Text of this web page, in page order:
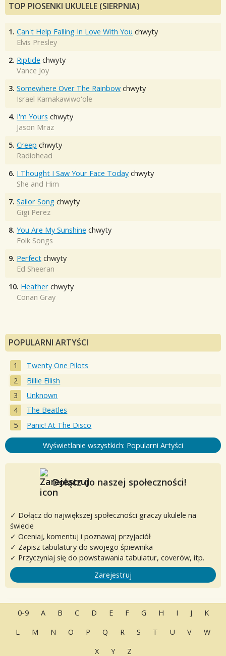
TOP PIOSENKI UKULELE (SIERPNIA)
1. Can't Help Falling In Love With You chwyty
Elvis Presley
2. Riptide chwyty
Vance Joy
3. Somewhere Over The Rainbow chwyty
Israel Kamakawiwo'ole
4. I'm Yours chwyty
Jason Mraz
5. Creep chwyty
Radiohead
6. I Thought I Saw Your Face Today chwyty
She and Him
7. Sailor Song chwyty
Gigi Perez
8. You Are My Sunshine chwyty
Folk Songs
9. Perfect chwyty
Ed Sheeran
10. Heather chwyty
Conan Gray
POPULARNI ARTYŚCI
Twenty One Pilots
Billie Eilish
Unknown
The Beatles
Panic! At The Disco
Wyświetlanie wszystkich: Popularni Artyści
Dołącz do naszej społeczności!
✓ Dołącz do największej społeczności graczy ukulele na
świecie
✓ Oceniaj, komentuj i poznawaj przyjaciół
✓ Zapisz tabulatury do swojego śpiewnika
✓ Przyczyniaj się do powstawania tabulatur, coverów, itp.
Zarejestruj
0-9 A B C D E F G H I J
K
L
M N O P Q R S T U V
W
X
Y Z